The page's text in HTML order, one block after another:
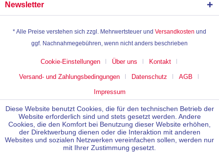
Newsletter
* Alle Preise verstehen sich zzgl. Mehrwertsteuer und Versandkosten und
ggf. Nachnahmegebühren, wenn nicht anders beschrieben
Cookie-Einstellungen Über uns Kontakt
Versand- und Zahlungsbedingungen Datenschutz AGB
Impressum
Diese Website benutzt Cookies, die für den technischen Betrieb der
Website erforderlich sind und stets gesetzt werden. Andere
Cookies, die den Komfort bei Benutzung dieser Website erhöhen,
der Direktwerbung dienen oder die Interaktion mit anderen
Websites und sozialen Netzwerken vereinfachen sollen, werden nur
mit Ihrer Zustimmung gesetzt.